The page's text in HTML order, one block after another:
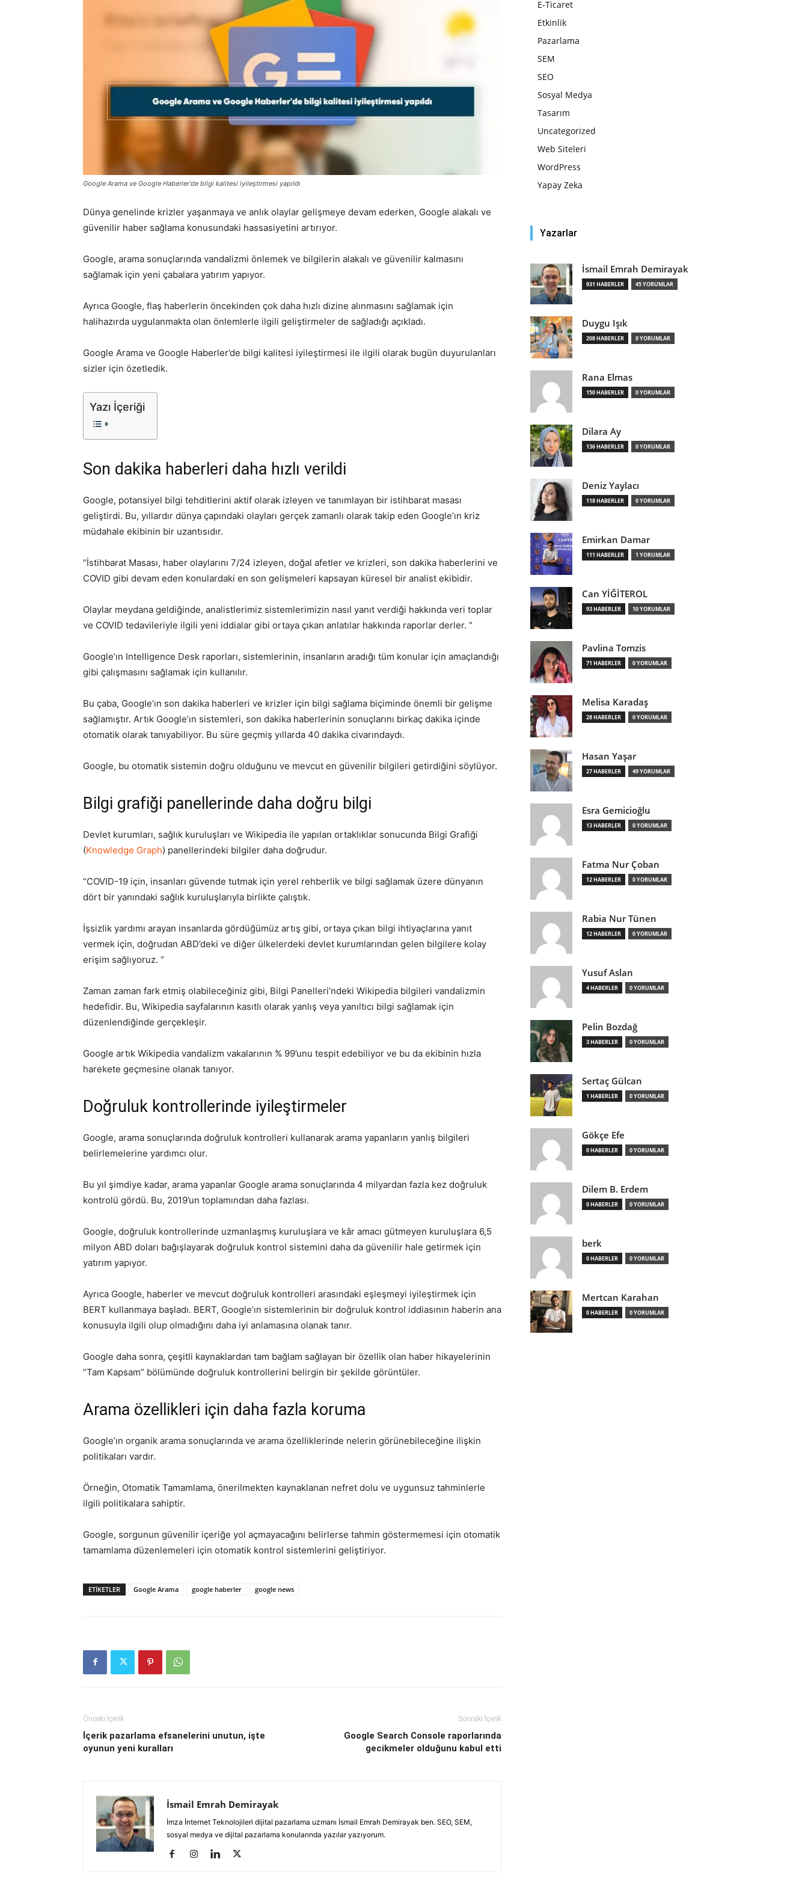
SEO,
UI/UX
Google Arama ve Google Haberler'de bilgi kalitesi iyileştirmesi yapıldı
Dünya genelinde krizler yaşanmaya ve anlık olaylar gelişmeye devam ederken, Google alakalı ve
güvenilir haber sağlama konusundaki hassasiyetini artırıyor.
Google, arama sonuçlarında vandalizmi önlemek ve bilgilerin alakalı ve güvenilir kalmasını
sağlamak için yeni çabalara yatırım yapıyor.
Ayrıca Google, flaş haberlerin öncekinden çok daha hızlı dizine alınmasını sağlamak için
halihazırda uygulanmakta olan önlemlerle ilgili geliştirmeler de sağladığı açıkladı.
Google Arama ve Google Haberler’de bilgi kalitesi iyileştirmesi ile ilgili olarak bugün duyurulanları
sizler için özetledik.
Yazı İçeriği
Son dakika haberleri daha hızlı verildi
Google, potansiyel bilgi tehditlerini aktif olarak izleyen ve tanımlayan bir istihbarat masası
geliştirdi. Bu, yıllardır dünya çapındaki olayları gerçek zamanlı olarak takip eden Google’ın kriz
müdahale ekibinin bir uzantısıdır.
“İstihbarat Masası, haber olaylarını 7/24 izleyen, doğal afetler ve krizleri, son dakika haberlerini ve
COVID gibi devam eden konulardaki en son gelişmeleri kapsayan küresel bir analist ekibidir.
Olaylar meydana geldiğinde, analistlerimiz sistemlerimizin nasıl yanıt verdiği hakkında veri toplar
ve COVID tedavileriyle ilgili yeni iddialar gibi ortaya çıkan anlatılar hakkında raporlar derler. “
Google’ın Intelligence Desk raporları, sistemlerinin, insanların aradığı tüm konular için amaçlandığı
gibi çalışmasını sağlamak için kullanılır.
Bu çaba, Google’ın son dakika haberleri ve krizler için bilgi sağlama biçiminde önemli bir gelişme
sağlamıştır. Artık Google’ın sistemleri, son dakika haberlerinin sonuçlarını birkaç dakika içinde
otomatik olarak tanıyabiliyor. Bu süre geçmiş yıllarda 40 dakika civarındaydı.
Google, bu otomatik sistemin doğru olduğunu ve mevcut en güvenilir bilgileri getirdiğini söylüyor.
Bilgi grafiği panellerinde daha doğru bilgi
Devlet kurumları, sağlık kuruluşları ve Wikipedia ile yapılan ortaklıklar sonucunda Bilgi Grafiği
(Knowledge Graph) panellerindeki bilgiler daha doğrudur.
“COVID-19 için, insanları güvende tutmak için yerel rehberlik ve bilgi sağlamak üzere dünyanın
dört bir yanındaki sağlık kuruluşlarıyla birlikte çalıştık.
İşsizlik yardımı arayan insanlarda gördüğümüz artış gibi, ortaya çıkan bilgi ihtiyaçlarına yanıt
vermek için, doğrudan ABD’deki ve diğer ülkelerdeki devlet kurumlarından gelen bilgilere kolay
erişim sağlıyoruz. “
Zaman zaman fark etmiş olabileceğiniz gibi, Bilgi Panelleri’ndeki Wikipedia bilgileri vandalizmin
hedefidir. Bu, Wikipedia sayfalarının kasıtlı olarak yanlış veya yanıltıcı bilgi sağlamak için
düzenlendiğinde gerçekleşir.
Google artık Wikipedia vandalizm vakalarının % 99’unu tespit edebiliyor ve bu da ekibinin hızla
harekete geçmesine olanak tanıyor.
Doğruluk kontrollerinde iyileştirmeler
Google, arama sonuçlarında doğruluk kontrolleri kullanarak arama yapanların yanlış bilgileri
belirlemelerine yardımcı olur.
Bu yıl şimdiye kadar, arama yapanlar Google arama sonuçlarında 4 milyardan fazla kez doğruluk
kontrolü gördü. Bu, 2019’un toplamından daha fazlası.
Google, doğruluk kontrollerinde uzmanlaşmış kuruluşlara ve kâr amacı gütmeyen kuruluşlara 6,5 ​​
milyon ABD doları bağışlayarak doğruluk kontrol sistemini daha da güvenilir hale getirmek için
yatırım yapıyor.
Ayrıca Google, haberler ve mevcut doğruluk kontrolleri arasındaki eşleşmeyi iyileştirmek için
BERT kullanmaya başladı. BERT, Google’ın sistemlerinin bir doğruluk kontrol iddiasının haberin ana
konusuyla ilgili olup olmadığını daha iyi anlamasına olanak tanır.
Google daha sonra, çeşitli kaynaklardan tam bağlam sağlayan bir özellik olan haber hikayelerinin
“Tam Kapsam” bölümünde doğruluk kontrollerini belirgin bir şekilde görüntüler.
Arama özellikleri için daha fazla koruma
Google’ın organik arama sonuçlarında ve arama özelliklerinde nelerin görünebileceğine ilişkin
politikaları vardır.
Örneğin, Otomatik Tamamlama, önerilmekten kaynaklanan nefret dolu ve uygunsuz tahminlerle
ilgili politikalara sahiptir.
Google, sorgunun güvenilir içeriğe yol açmayacağını belirlerse tahmin göstermemesi için otomatik
tamamlama düzenlemeleri için otomatik kontrol sistemlerini geliştiriyor.
ETIKETLER Google Arama google haberler google news
Önceki İçerik
İçerik pazarlama efsanelerini unutun, işte
oyunun yeni kuralları
Sonraki İçerik
Google Search Console raporlarında
gecikmeler olduğunu kabul etti
İsmail Emrah Demirayak
İmza İnternet Teknolojileri dijital pazarlama uzmanı İsmail Emrah Demirayak ben. SEO, SEM,
sosyal medya ve dijital pazarlama konularında yazılar yazıyorum.
E-Ticaret
Etkinlik
Pazarlama
SEM
SEO
Sosyal Medya
Tasarım
Uncategorized
Web Siteleri
WordPress
Yapay Zeka
Yazarlar
İsmail Emrah Demirayak
931 HABERLER 45 YORUMLAR
Duygu Işık
208 HABERLER 0 YORUMLAR
Rana Elmas
150 HABERLER 0 YORUMLAR
Dilara Ay
136 HABERLER 0 YORUMLAR
Deniz Yaylacı
118 HABERLER 0 YORUMLAR
Emirkan Damar
111 HABERLER 1 YORUMLAR
Can YİĞİTEROL
93 HABERLER 10 YORUMLAR
Pavlina Tomzis
71 HABERLER 0 YORUMLAR
Melisa Karadaş
28 HABERLER 0 YORUMLAR
Hasan Yaşar
27 HABERLER 49 YORUMLAR
Esra Gemicioğlu
13 HABERLER 0 YORUMLAR
Fatma Nur Çoban
12 HABERLER 0 YORUMLAR
Rabia Nur Tünen
12 HABERLER 0 YORUMLAR
Yusuf Aslan
4 HABERLER 0 YORUMLAR
Pelin Bozdağ
3 HABERLER 0 YORUMLAR
Sertaç Gülcan
1 HABERLER 0 YORUMLAR
Gökçe Efe
0 HABERLER 0 YORUMLAR
Dilem B. Erdem
0 HABERLER 0 YORUMLAR
berk
0 HABERLER 0 YORUMLAR
Mertcan Karahan
0 HABERLER 0 YORUMLAR